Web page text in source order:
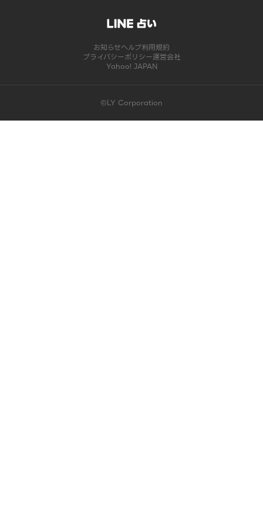
お知らせヘルプ利用規約
プライバシーポリシー運営会社
Yahoo! JAPAN
©LY Corporation
このコンテンツは掲載が終了しました | LINE占い